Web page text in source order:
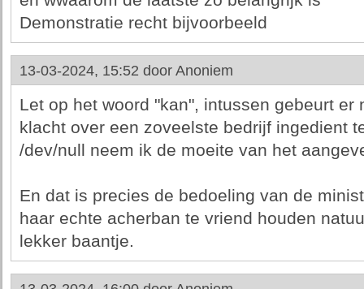
Demonstratie recht bijvoorbeeld
13-03-2024, 15:52 door Anoniem
Let op het woord "kan", intussen gebeurt er
klacht over een zoveelste bedrijf ingedient
/dev/null neem ik de moeite van het
En dat is precies de bedoeling van de
haar echte acherban te vriend houden
lekker baantje.